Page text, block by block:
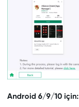
Android 6/9/10 için: